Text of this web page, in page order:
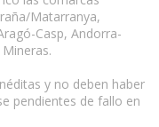
Matarranya,
Casp, Andorra-
y no deben haber
pendientes de fallo en